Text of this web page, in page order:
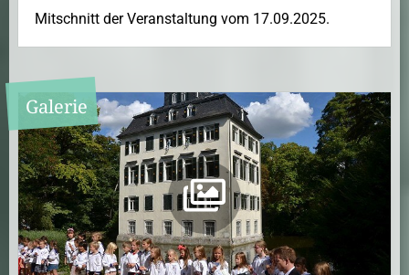
Mitschnitt der Veranstaltung vom 17.09.2025.
Galerie